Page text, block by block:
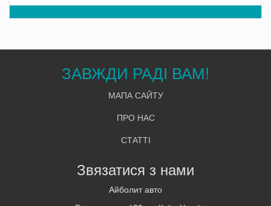
ЗАВЖДИ РАДІ ВАМ!
МАПА САЙТУ
ПРО НАС
СТАТТІ
Звязатися з нами
Айболит авто